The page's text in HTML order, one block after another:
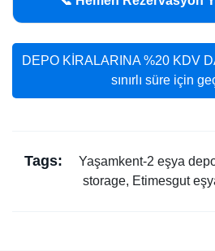
DEPO KİRALARINA %20 KDV
sınırlı süre için
Tags:
Yaşamkent-2 eşya
storage, Etimesgut